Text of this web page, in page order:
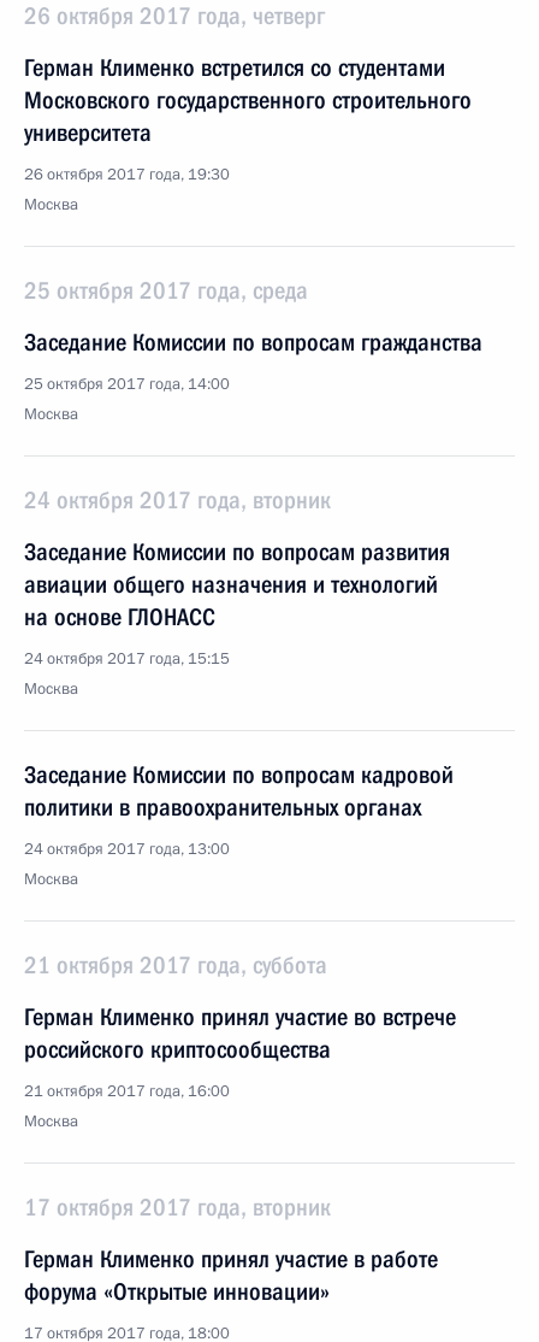
26 октября 2017 года, четверг
Герман Клименко встретился со студентами
Московского государственного строительного
университета
26 октября 2017 года, 19:30
Москва
25 октября 2017 года, среда
Заседание Комиссии по вопросам гражданства
25 октября 2017 года, 14:00
Москва
24 октября 2017 года, вторник
Заседание Комиссии по вопросам развития
авиации общего назначения и технологий
на основе ГЛОНАСС
24 октября 2017 года, 15:15
Москва
Заседание Комиссии по вопросам кадровой
политики в правоохранительных органах
24 октября 2017 года, 13:00
Москва
21 октября 2017 года, суббота
Герман Клименко принял участие во встрече
российского криптосообщества
21 октября 2017 года, 16:00
Москва
17 октября 2017 года, вторник
Герман Клименко принял участие в работе
форума «Открытые инновации»
17 октября 2017 года, 18:00